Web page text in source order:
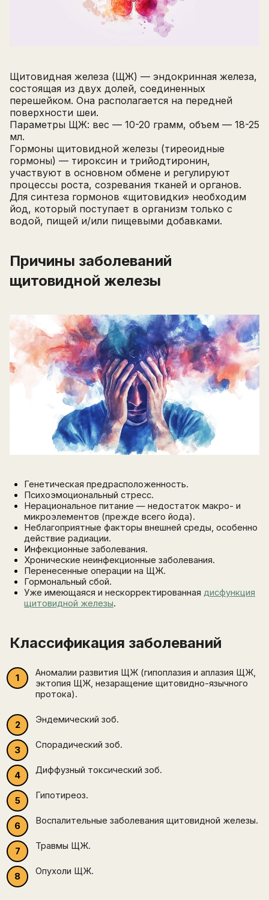
Щитовидная железа (ЩЖ) — эндокринная железа,
состоящая из двух долей, соединенных
перешейком. Она располагается на передней
поверхности шеи.
Параметры ЩЖ: вес — 10-20 грамм, объем — 18-25
мл.
Гормоны щитовидной железы (тиреоидные
гормоны) — тироксин и трийодтиронин,
участвуют в основном обмене и регулируют
процессы роста, созревания тканей и органов.
Для синтеза гормонов «щитовидки» необходим
йод, который поступает в организм только с
водой, пищей и/или пищевыми добавками.
Причины заболеваний
щитовидной железы
Генетическая предрасположенность.
Психоэмоциональный стресс.
Нерациональное питание — недостаток макро- и
микроэлементов (прежде всего йода).
Неблагоприятные факторы внешней среды, особенно
действие радиации.
Инфекционные заболевания.
Хронические неинфекционные заболевания.
Перенесенные операции на ЩЖ.
Гормональный сбой.
Уже имеющаяся и нескорректированная дисфункция
щитовидной железы.
Классификация заболеваний
Аномалии развития ЩЖ (гипоплазия и аплазия ЩЖ,
эктопия ЩЖ, незаращение щитовидно-язычного
протока).
Эндемический зоб.
Спорадический зоб.
Диффузный токсический зоб.
Гипотиреоз.
Воспалительные заболевания щитовидной железы.
Травмы ЩЖ.
Опухоли ЩЖ.